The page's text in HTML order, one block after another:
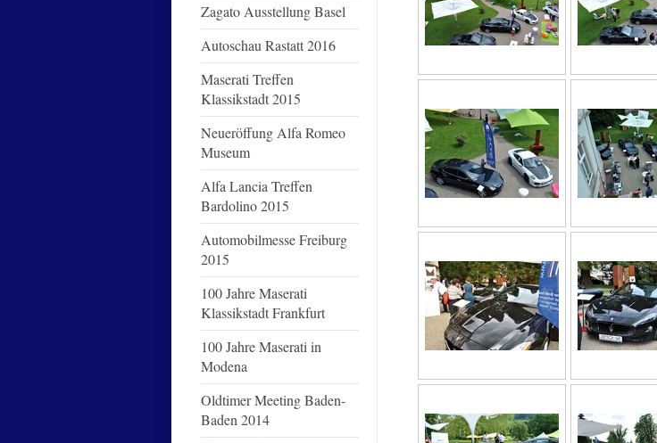
Zagato Ausstellung Basel
Autoschau Rastatt 2016
Maserati Treffen
Klassikstadt 2015
Neueröffung Alfa Romeo
Museum
Alfa Lancia Treffen
Bardolino 2015
Automobilmesse Freiburg
2015
100 Jahre Maserati
Klassikstadt Frankfurt
100 Jahre Maserati in
Modena
Oldtimer Meeting Baden-
Baden 2014